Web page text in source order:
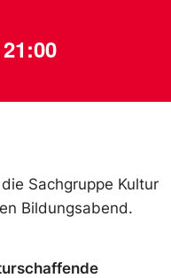
21:00
Sachgruppe Kultur
Bildungsabend.